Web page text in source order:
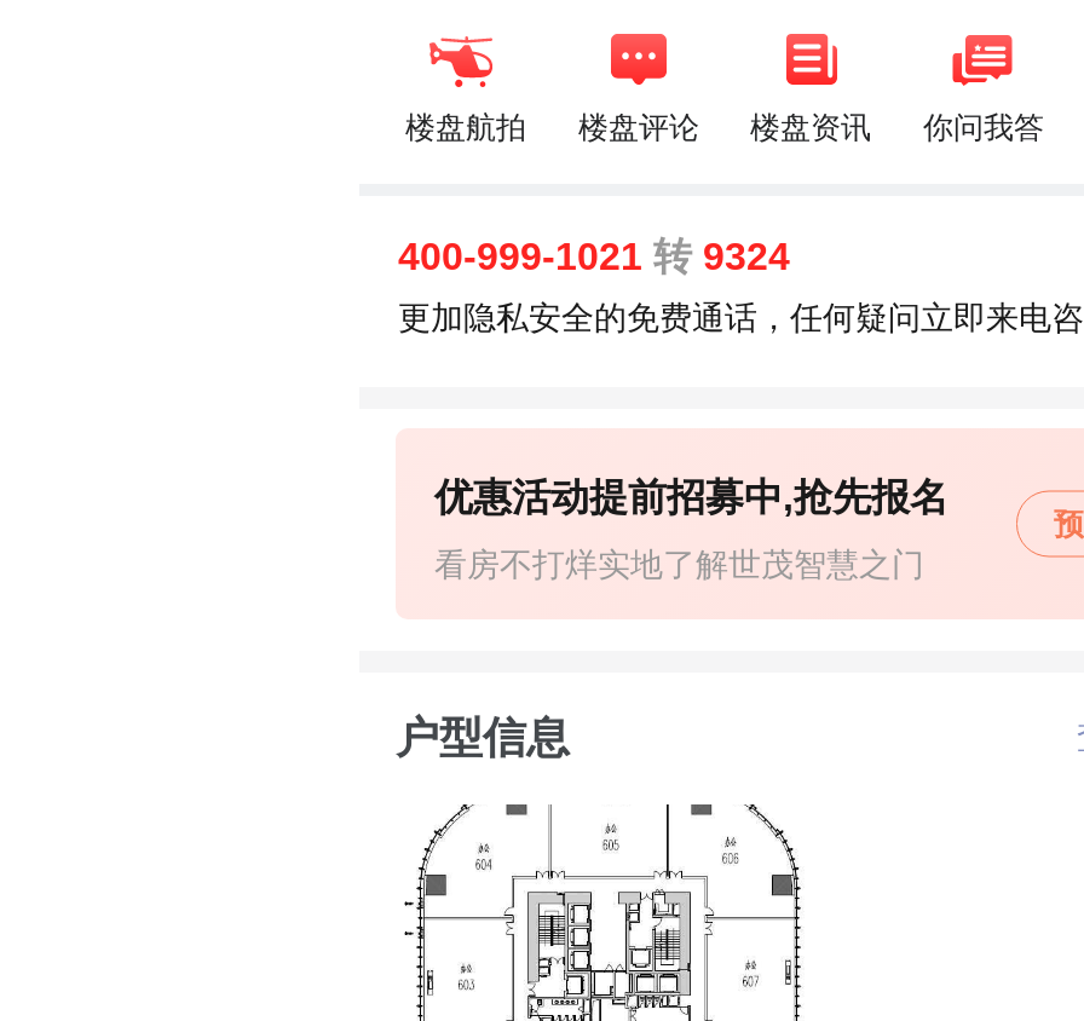
楼盘航拍 楼盘评论 楼盘资讯 你问我答
400-999-1021 转9324
更加隐私安全的免费通话，任何疑问立即来电
看房不打烊实地了解世茂智慧之门
优惠活动提前招募中,抢先报名
户型信息